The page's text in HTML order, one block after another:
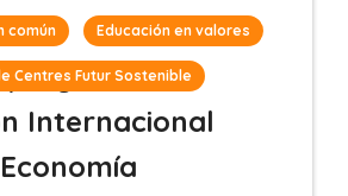
común Educación en valores
Centres Futur Sostenible
proyecto
Internacional